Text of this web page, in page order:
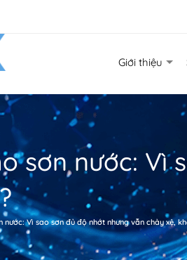
Giới thiệu
sơn nước: Vì
nước: Vì sao sơn đủ độ nhớt nhưng vẫn chảy xệ,